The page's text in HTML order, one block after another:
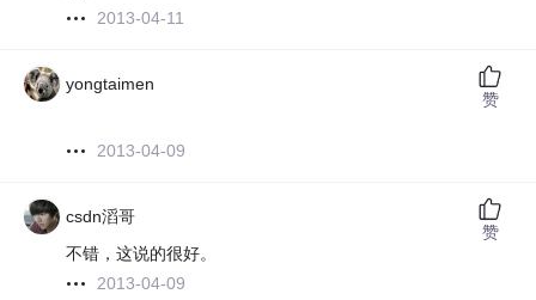
2013-04-11
yongtaimen
2013-04-09
赞
csdn滔哥
不错，这说的很好。
2013-04-09
赞